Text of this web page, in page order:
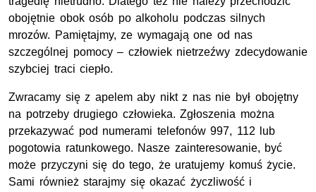
obojętnie obok osób po alkoholu podczas silnych
mrozów. Pamiętajmy, ze wymagają one od nas
szczególnej pomocy – człowiek nietrzeźwy zdecydowanie
szybciej traci ciepło.
Zwracamy się z apelem aby nikt z nas nie był obojętny
na potrzeby drugiego człowieka. Zgłoszenia można
przekazywać pod numerami telefonów 997, 112 lub
pogotowia ratunkowego. Nasze zainteresowanie, być
może przyczyni się do tego, że uratujemy komuś życie.
Sami również starajmy się okazać życzliwość i